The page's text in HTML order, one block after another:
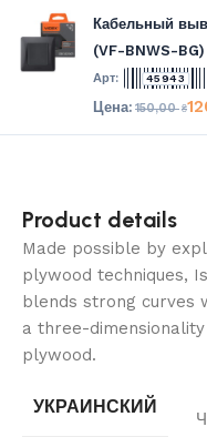
Кабельный
(VF-BNWS-BG)
45943
150,00₴
Product details
Made possible by
plywood techniques,
blends strong curves
a three-
plywood.
УКРАИНСКИЙ